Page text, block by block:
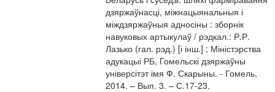
дзяржаўнасці, міжнацыянальныя і
міждзяржаўныя адносіны : зборнік
навуковых артыкулаў / рэдкал.: Р.Р.
Лазько (гал. рэд.) [і інш.] ; Міністэрства
адукацыі РБ, Гомельскі дзяржаўны
універсітэт імя Ф. Скарыны. - Гомель,
2014. – Вып. 3. – С.17-23.